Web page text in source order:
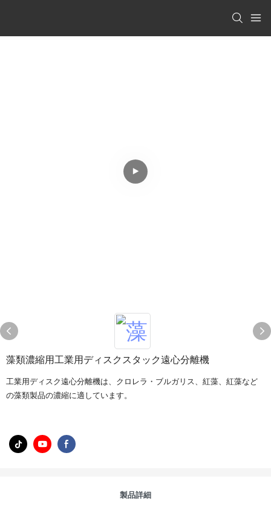
藻類濃縮用工業用ディスクスタック遠心分離機
工業用ディスク遠心分離機は、クロレラ・ブルガリス、紅藻、紅藻など
の藻類製品の濃縮に適しています。
製品詳細